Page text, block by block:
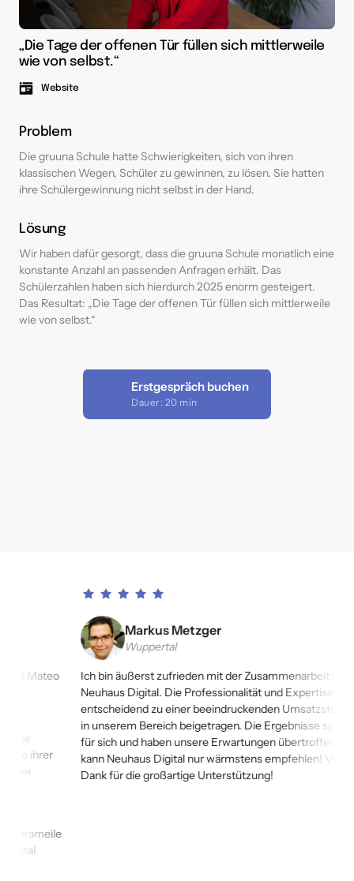
„Die Tage der offenen Tür füllen sich mittlerweile
wie von selbst.“
Website
Problem
Die gruuna Schule hatte Schwierigkeiten, sich von ihren
klassischen Wegen, Schüler zu gewinnen, zu lösen. Sie hatten
ihre Schülergewinnung nicht selbst in der Hand.
Lösung
Wir haben dafür gesorgt, dass die gruuna Schule monatlich eine
konstante Anzahl an passenden Anfragen erhält. Das
Schülerzahlen haben sich hierdurch 2025 enorm gesteigert.
Das Resultat: „Die Tage der offenen Tür füllen sich mittlerweile
wie von selbst.“
Erstgespräch buchen
Dauer: 20 min
Markus Metzger
Wuppertal
Ich bin äußerst zufrieden mit der Zusammenarbeit mit
Neuhaus Digital. Die Professionalität und Expertise haben
entscheidend zu einer beeindruckenden Umsatzsteigerung
in unserem Bereich beigetragen. Die Ergebnisse sprechen
für sich und haben unsere Erwartungen übertroffen. Ich
kann Neuhaus Digital nur wärmstens empfehlen! Vielen
Dank für die großartige Unterstützung!